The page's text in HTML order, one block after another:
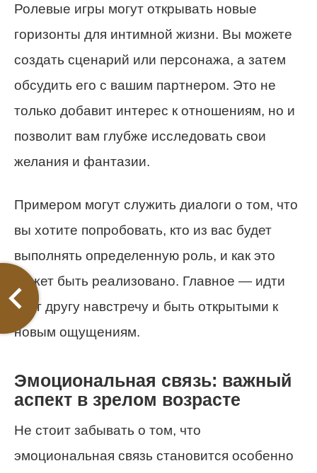
Ролевые игры могут открывать новые
горизонты для интимной жизни. Вы можете
создать сценарий или персонажа, а затем
обсудить его с вашим партнером. Это не
только добавит интерес к отношениям, но и
позволит вам глубже исследовать свои
желания и фантазии.
Примером могут служить диалоги о том, что
вы хотите попробовать, кто из вас будет
выполнять определенную роль, и как это
может быть реализовано. Главное — идти
друг другу навстречу и быть открытыми к
новым ощущениям.
Эмоциональная связь: важный
аспект в зрелом возрасте
Не стоит забывать о том, что
эмоциональная связь становится особенно